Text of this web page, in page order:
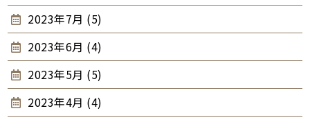
2023年7月 (5)
2023年6月 (4)
2023年5月 (5)
2023年4月 (4)